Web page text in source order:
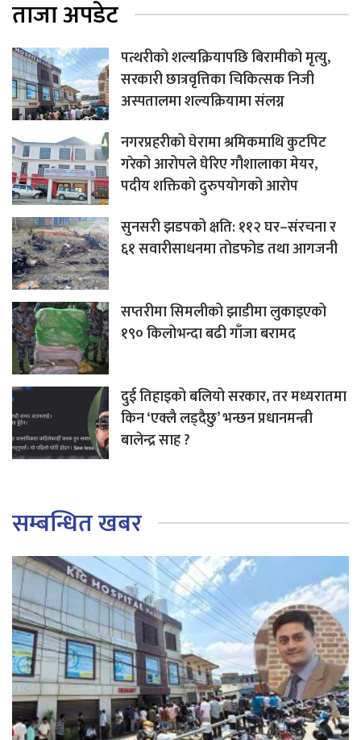
ताजा अपडेट
पत्थरीको शल्यक्रियापछि बिरामीको मृत्यु,
सरकारी छात्रवृत्तिका चिकित्सक निजी
अस्पतालमा शल्यक्रियामा संलग्न
नगरप्रहरीको घेरामा श्रमिकमाथि कुटपिट
गरेको आरोपले घेरिए गौशालाका मेयर,
पदीय शक्तिको दुरुपयोगको आरोप
सुनसरी झडपको क्षति: ११२ घर–संरचना र
६१ सवारीसाधनमा तोडफोड तथा आगजनी
सप्तरीमा सिमलीको झाडीमा लुकाइएको
१९० किलोभन्दा बढी गाँजा बरामद
दुई तिहाइको बलियो सरकार, तर मध्यरातमा
किन ‘एक्लै लड्दैछु’ भन्छन प्रधानमन्त्री
बालेन्द्र साह ?
सम्बन्धित खबर